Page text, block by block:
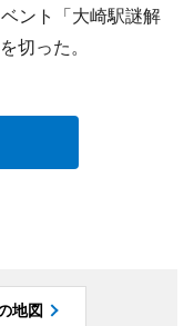
ント「大崎駅謎解
切った。
地図